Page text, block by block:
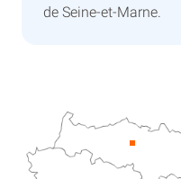
de Seine-et-Marne.